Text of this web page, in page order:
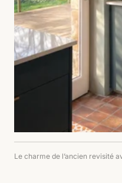
Le charme de l’ancien revisité